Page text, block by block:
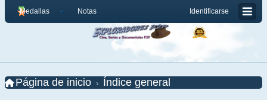
Identificarse
Medallas Notas
Página de inicio Índice general